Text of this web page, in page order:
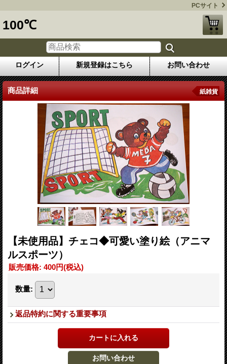
PCサイト
100℃
ログイン 新規登録はこちら お問い合わせ
商品詳細 紙雑貨
【未使用品】チェコ◆可愛い塗り絵（アニマ
ルスポーツ）
販売価格: 400円(税込)
数量:
返品特約に関する重要事項